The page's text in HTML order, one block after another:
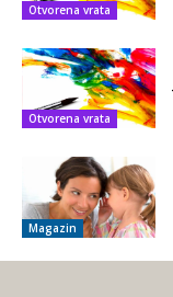
Otvorena vrata
Otvorena vrata
Magazin